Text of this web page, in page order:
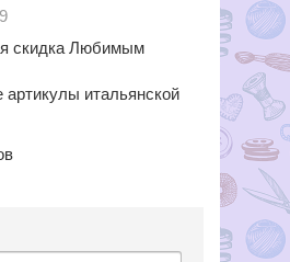
скидка Любимым
итальянской